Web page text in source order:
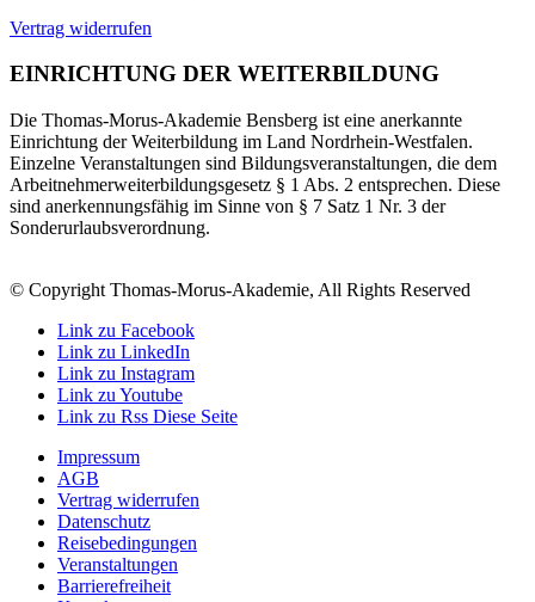
Vertrag widerrufen
EINRICHTUNG DER WEITERBILDUNG
Die Thomas-Morus-Akademie Bensberg ist eine anerkannte
Einrichtung der Weiterbildung im Land Nordrhein-Westfalen.
Einzelne Veranstaltungen sind Bildungsveranstaltungen, die dem
Arbeitnehmerweiterbildungsgesetz § 1 Abs. 2 entsprechen. Diese
sind anerkennungsfähig im Sinne von § 7 Satz 1 Nr. 3 der
Sonderurlaubsverordnung.
© Copyright Thomas-Morus-Akademie, All Rights Reserved
Link zu Facebook
Link zu LinkedIn
Link zu Instagram
Link zu Youtube
Link zu Rss Diese Seite
Impressum
AGB
Vertrag widerrufen
Datenschutz
Reisebedingungen
Veranstaltungen
Barrierefreiheit